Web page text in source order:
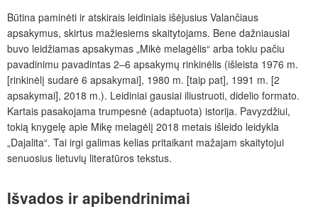
Būtina paminėti ir atskirais leidiniais išėjusius Valančiaus
apsakymus, skirtus mažiesiems skaitytojams. Bene dažniausiai
buvo leidžiamas apsakymas „Mikė melagėlis“ arba tokiu pačiu
pavadinimu pavadintas 2–6 apsakymų rinkinėlis (išleista 1976 m.
[rinkinėlį sudarė 6 apsakymai], 1980 m. [taip pat], 1991 m. [2
apsakymai], 2018 m.). Leidiniai gausiai iliustruoti, didelio formato.
Kartais pasakojama trumpesnė (adaptuota) istorija. Pavyzdžiui,
tokią knygelę apie Mikę melagėlį 2018 metais išleido leidykla
„Dajalita“. Tai irgi galimas kelias pritaikant mažajam skaitytojui
senuosius lietuvių literatūros tekstus.
Išvados ir apibendrinimai